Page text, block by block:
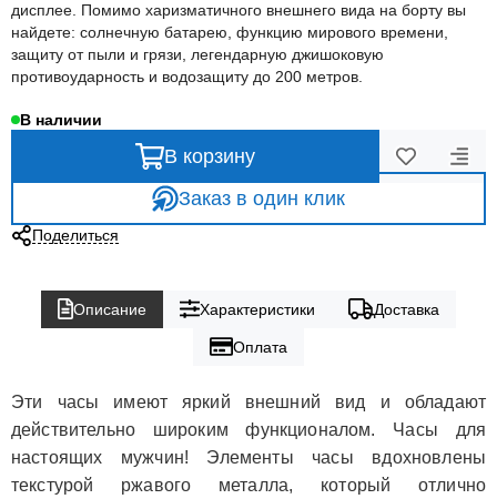
дисплее. Помимо харизматичного внешнего вида на борту вы
найдете: солнечную батарею, функцию мирового времени,
защиту от пыли и грязи, легендарную джишоковую
противоударность и водозащиту до 200 метров.
В наличии
В корзину
Заказ в один клик
Поделиться
Описание Характеристики Доставка
Оплата
Эти часы имеют яркий внешний вид и обладают
действительно широким функционалом. Часы для
настоящих мужчин! Элементы часы вдохновлены
текстурой ржавого металла, который отлично